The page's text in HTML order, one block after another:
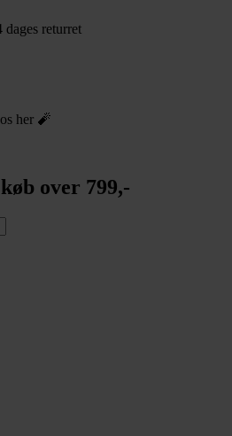
returret
her 🧨
over 799,-